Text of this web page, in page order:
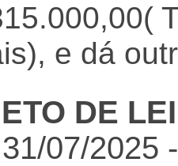
e dá
DE
31/07/2025